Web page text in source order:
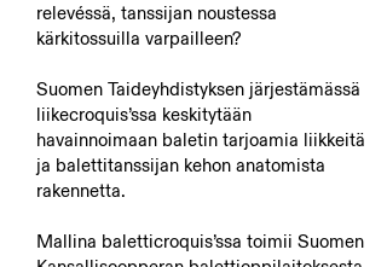
relevéssä, tanssijan noustessa
kärkitossuilla varpailleen?
Suomen Taideyhdistyksen järjestämässä
liikecroquis’ssa keskitytään
havainnoimaan baletin tarjoamia liikkeitä
ja balettitanssijan kehon anatomista
rakennetta.
Mallina baletticroquis’ssa toimii Suomen